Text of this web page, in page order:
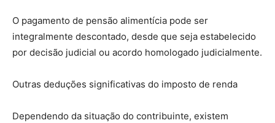
O pagamento de pensão alimentícia pode ser
integralmente descontado, desde que seja estabelecido
por decisão judicial ou acordo homologado judicialmente.
Outras deduções significativas do imposto de renda
Dependendo da situação do contribuinte, existem